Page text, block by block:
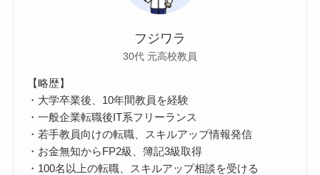
フジワラ
30代 元高校教員
【略歴】
・大学卒業後、10年間教員を経験
・一般企業転職後IT系フリーランス
・若手教員向けの転職、スキルアップ情報発信
・お金無知からFP2級、簿記3級取得
・100名以上の転職、スキルアップ相談を受ける